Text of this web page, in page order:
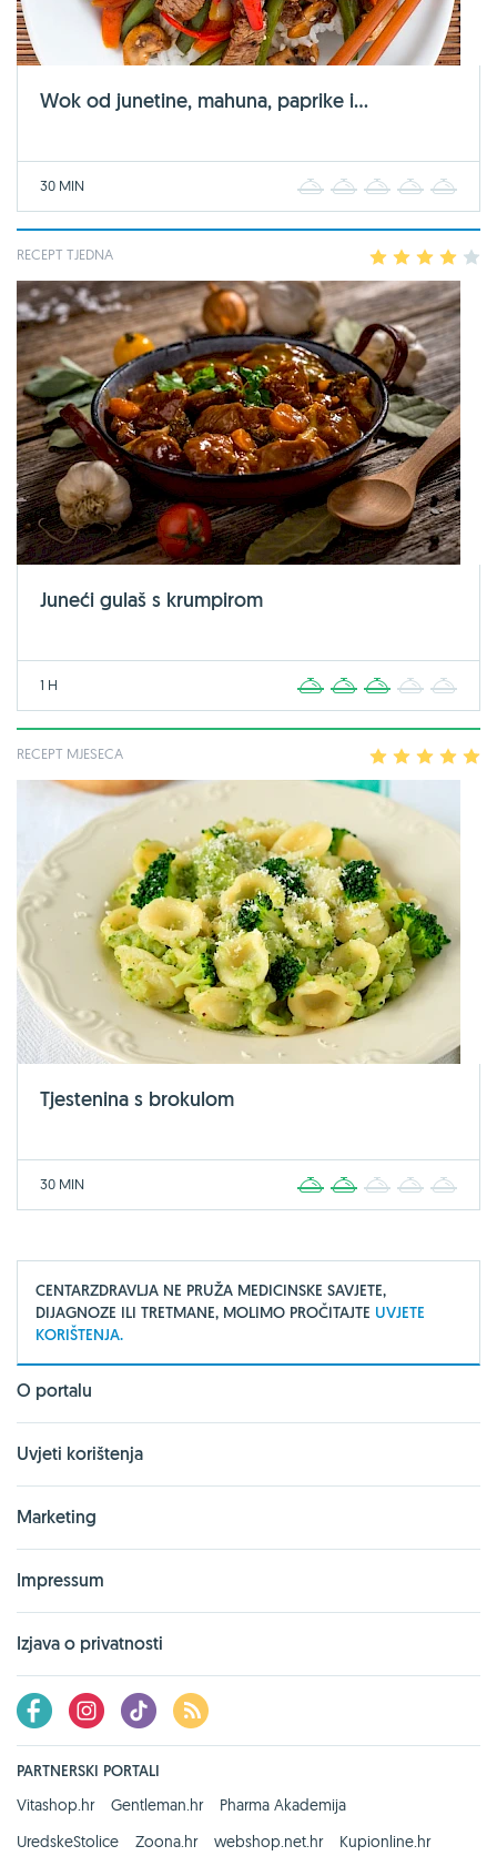
Wok od junetine, mahuna, paprike i...
30 MIN 2 3 4
RECEPT TJEDNA 2 3 4
Juneći gulaš s krumpirom
1 H 2 3 4
RECEPT MJESECA 2 3 4
Tjestenina s brokulom
30 MIN 2 3 4
CENTARZDRAVLJA NE PRUŽA MEDICINSKE SAVJETE,
DIJAGNOZE ILI TRETMANE, MOLIMO PROČITAJTE UVJETE
KORIŠTENJA.
O portalu
Uvjeti korištenja
Marketing
Impressum
Izjava o privatnosti
PARTNERSKI PORTALI
Vitashop.hr
Gentleman.hr
Pharma Akademija
UredskeStolice
Zoona.hr webshop.net.hr Kupionline.hr